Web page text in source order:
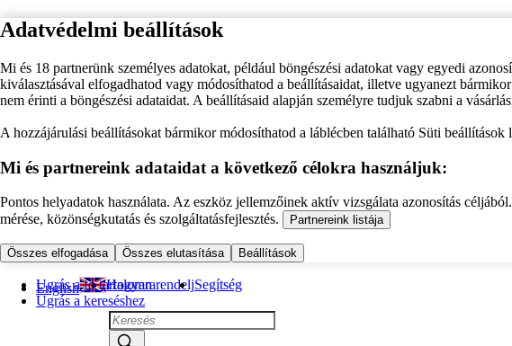
Adatvédelmi beállítások
Mi és 18 partnerünk személyes adatokat, például böngészési adatokat vagy egyedi
kiválasztásával elfogadhatod vagy módosíthatod a beállításaidat, illetve ugyanezt
nem érinti a böngészési adataidat. A beállításaid alapján személyre tudjuk szabni a
A hozzájárulási beállításokat bármikor módosíthatod a láblécben található Süti beállítások
Mi és partnereink adataidat a következő célokra használjuk:
Pontos helyadatok használata. Az eszköz jellemzőinek aktív vizsgálata azonosítás
mérése, közönségkutatás és szolgáltatásfejlesztés.
Partnereink listája
Összes elfogadása Összes elutasítása Beállítások
Ugrás a fő tartalomra
Ugrás a kereséshez
English Hogyan rendeljSegítség